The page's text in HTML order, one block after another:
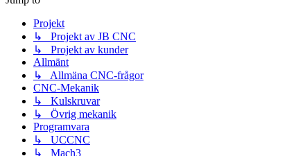
Projekt
↳ Projekt av JB CNC
↳ Projekt av kunder
Allmänt
↳ Allmäna CNC-frågor
CNC-Mekanik
↳ Kulskruvar
↳ Övrig mekanik
Programvara
↳ UCCNC
↳ Mach3